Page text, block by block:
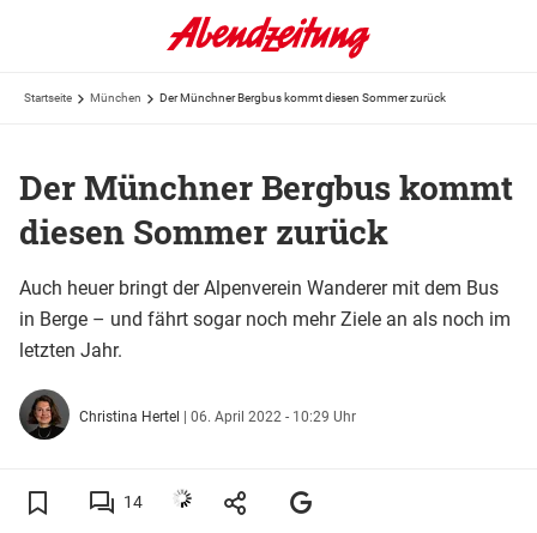
Startseite München Der Münchner Bergbus kommt diesen Sommer zurück
Der Münchner Bergbus kommt
diesen Sommer zurück
Auch heuer bringt der Alpenverein Wanderer mit dem Bus
in Berge – und fährt sogar noch mehr Ziele an als noch im
letzten Jahr.
Christina Hertel | 06. April 2022 - 10:29 Uhr
14